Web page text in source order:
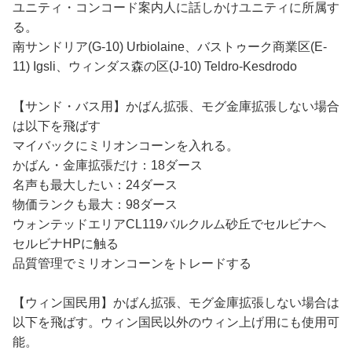
ユニティ・コンコード案内人に話しかけユニティに所属す
る。
南サンドリア(G-10) Urbiolaine、バストゥーク商業区(E-
11) Igsli、ウィンダス森の区(J-10) Teldro-Kesdrodo
【サンド・バス用】かばん拡張、モグ金庫拡張しない場合
は以下を飛ばす
マイバックにミリオンコーンを入れる。
かばん・金庫拡張だけ：18ダース
名声も最大したい：24ダース
物価ランクも最大：98ダース
ウォンテッドエリアCL119バルクルム砂丘でセルビナへ
セルビナHPに触る
品質管理でミリオンコーンをトレードする
【ウィン国民用】かばん拡張、モグ金庫拡張しない場合は
以下を飛ばす。ウィン国民以外のウィン上げ用にも使用可
能。